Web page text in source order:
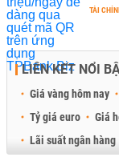
TÀI
LIÊN KẾT NỔI
Giá vàng hôm nay
Tỷ giá euro
Giá
Lãi suất ngân hàng